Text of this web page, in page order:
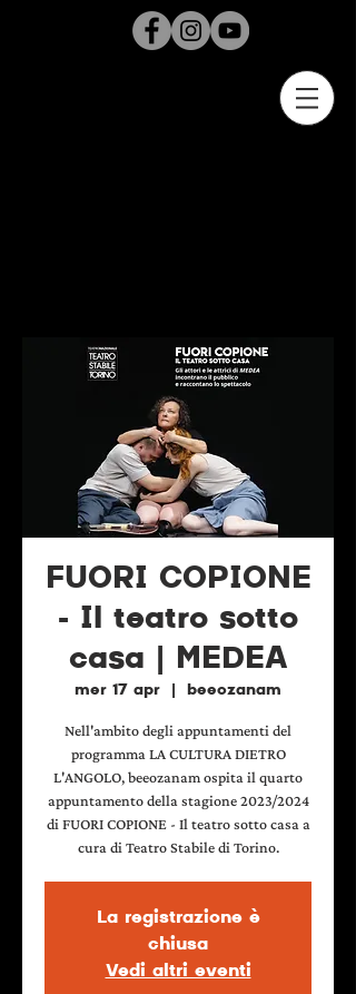
FUORI COPIONE
- Il teatro sotto
casa | MEDEA
mer 17 apr beeozanam
Nell'ambito degli appuntamenti del
programma LA CULTURA DIETRO
L'ANGOLO, beeozanam ospita il quarto
appuntamento della stagione 2023/2024
di FUORI COPIONE - Il teatro sotto casa a
cura di Teatro Stabile di Torino.
La registrazione è
chiusa
Vedi altri eventi